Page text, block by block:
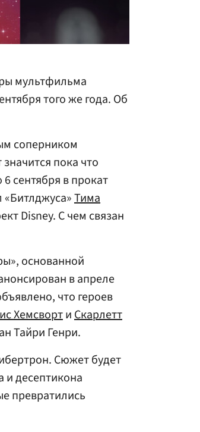
мультфильма
того же года. Об
соперником
пока что
сентября в прокат
Тима
Disney. С чем связан
основанной
в апреле
что героев
ХемсвортиСкарлетт
Тайри Генри.
Сюжет будет
десептикона
превратились